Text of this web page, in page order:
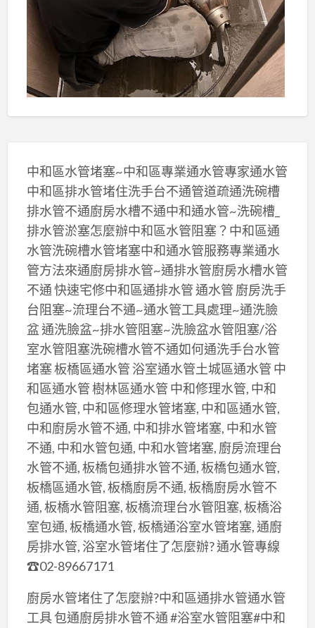
中和區水管堵塞~中和區專業通水管專家通水管
中和區排水管堵住洗手台不通管道疏通洗碗槽
排水管不通廚房水槽不通中和通水管~洗碗槽_
排水管淤塞怎麼辦中和區水管阻塞？中和區通
水管洗碗槽水管堵塞中和通水管服務專業通水
管方法來通廚房排水管~通排水管廚房水槽水管
不通 快速宅修中和區通排水管 通水管 廚房洗手
台阻塞~流理台不通~通水管工具處理~通洗臉
盆 通洗臉盆~排水管阻塞~洗臉盆水管阻塞/浴
室水管阻塞洗碗槽水管不通如何通洗手台水管
堵塞 板橋區通水管 浴室通水管土城區通水管 中
和區通水管 樹林區通水管 中和修理水管, 中和
包通水管, 中和區修理水管堵塞, 中和區通水管,
中和廚房水管不通, 中和排水管堵塞, 中和水管
不通, 中和水管包通, 中和水管堵塞, 廚房流理台
水管不通, 板橋包通排水管不通, 板橋包通水管,
板橋區通水管, 板橋廚房不通, 板橋廚房水管不
通, 板橋水管阻塞, 板橋流理台水管阻塞, 板橋浴
室包通, 板橋通水管, 板橋通浴室水管堵塞, 通廚
房排水管, 浴室水管堵住了怎麼辦? 通水管專線
☎02-89667171
廚房水管堵住了怎麼辦?中和區通排水管通水管
工具 包通廚房排水管不通 #浴室水管阻塞#中和